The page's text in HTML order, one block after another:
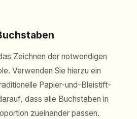
Zeichnen der notwendigen
Verwenden Sie hierzu ein
Papier-und-Bleistift-
dass alle Buchstaben in
zueinander passen.